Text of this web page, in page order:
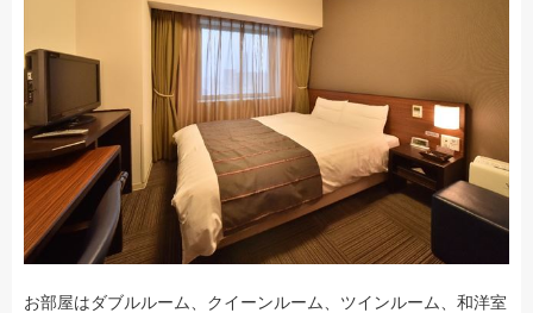
お部屋はダブルルーム、クイーンルーム、ツインルーム、和洋室